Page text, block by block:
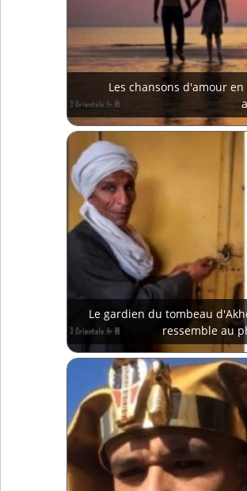
Les chansons d'amour en
Le gardien du tombeau
ressemble au